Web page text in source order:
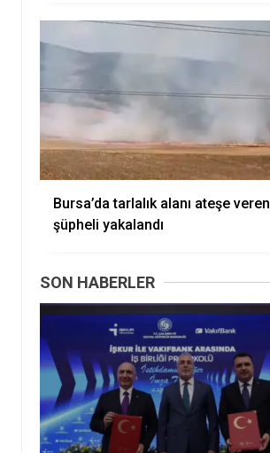
Bursa’da tarlalık alanı ateşe veren
şüpheli yakalandı
SON HABERLER